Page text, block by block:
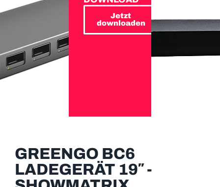
Jetzt
downloaden
GREENGO BC6
LADEGERÄT 19″ -